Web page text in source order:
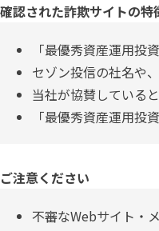
確認された詐欺サイトの特
「最優秀資産運用投
セゾン投信の社名や
当社が協賛している
「最優秀資産運用投
ご注意ください
不審なWebサイト・